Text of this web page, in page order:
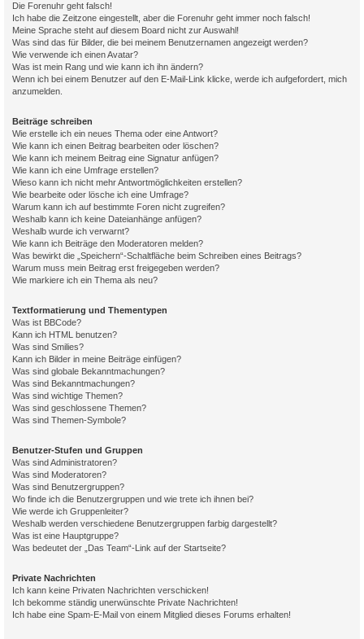
Die Forenuhr geht falsch!
Ich habe die Zeitzone eingestellt, aber die Forenuhr geht immer noch falsch!
Meine Sprache steht auf diesem Board nicht zur Auswahl!
Was sind das für Bilder, die bei meinem Benutzernamen angezeigt werden?
Wie verwende ich einen Avatar?
Was ist mein Rang und wie kann ich ihn ändern?
Wenn ich bei einem Benutzer auf den E-Mail-Link klicke, werde ich aufgefordert, mich
anzumelden.
Beiträge schreiben
Wie erstelle ich ein neues Thema oder eine Antwort?
Wie kann ich einen Beitrag bearbeiten oder löschen?
Wie kann ich meinem Beitrag eine Signatur anfügen?
Wie kann ich eine Umfrage erstellen?
Wieso kann ich nicht mehr Antwortmöglichkeiten erstellen?
Wie bearbeite oder lösche ich eine Umfrage?
Warum kann ich auf bestimmte Foren nicht zugreifen?
Weshalb kann ich keine Dateianhänge anfügen?
Weshalb wurde ich verwarnt?
Wie kann ich Beiträge den Moderatoren melden?
Was bewirkt die „Speichern“-Schaltfläche beim Schreiben eines Beitrags?
Warum muss mein Beitrag erst freigegeben werden?
Wie markiere ich ein Thema als neu?
Textformatierung und Thementypen
Was ist BBCode?
Kann ich HTML benutzen?
Was sind Smilies?
Kann ich Bilder in meine Beiträge einfügen?
Was sind globale Bekanntmachungen?
Was sind Bekanntmachungen?
Was sind wichtige Themen?
Was sind geschlossene Themen?
Was sind Themen-Symbole?
Benutzer-Stufen und Gruppen
Was sind Administratoren?
Was sind Moderatoren?
Was sind Benutzergruppen?
Wo finde ich die Benutzergruppen und wie trete ich ihnen bei?
Wie werde ich Gruppenleiter?
Weshalb werden verschiedene Benutzergruppen farbig dargestellt?
Was ist eine Hauptgruppe?
Was bedeutet der „Das Team“-Link auf der Startseite?
Private Nachrichten
Ich kann keine Privaten Nachrichten verschicken!
Ich bekomme ständig unerwünschte Private Nachrichten!
Ich habe eine Spam-E-Mail von einem Mitglied dieses Forums erhalten!